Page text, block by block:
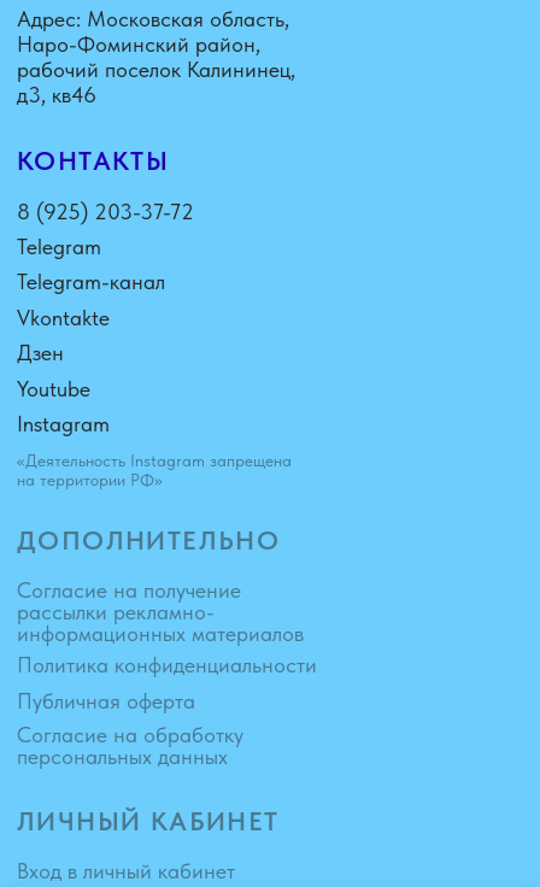
ЛИЧНЫЙ КАБИНЕТ
ДОПОЛНИТЕЛЬНО
© 2026
Вход в личный кабинет
Инструкция к личному
кабинету
Согласие на обработку
Согласие на получение
рассылки рекламно-
информационных материалов
Политика конфиденциальности